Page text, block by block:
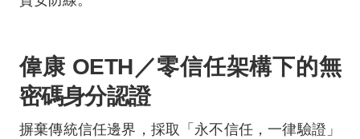
偉康OETH／零信任架構下的無
密碼身分認證
摒棄傳統信任邊界，採取「永不信任，一律驗證」